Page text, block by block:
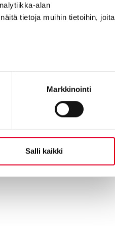
alan
tietoja muihin tietoihin, joita
Markkinointi
Salli kaikki